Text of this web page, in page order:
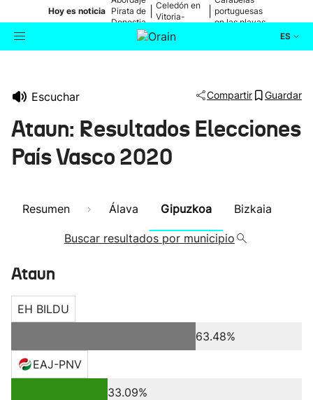
Hoy es noticia Pirata de
Donostia
Celedón en
Vitoria-
portuguesas
en las playas
ES
Cultura
Escuchar Compartir Guardar
Ataun: Resultados Elecciones
País Vasco 2020
Resumen Álava Gipuzkoa Bizkaia
Buscar resultados por municipio
Ataun
EH BILDU
63.48%
EAJ-PNV
33.09%